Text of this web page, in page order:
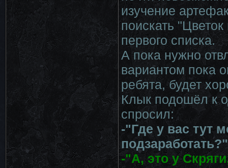
изучение
поискать
первого списка.
А пока нужно
вариантом пока
ребята, будет
Клык подошёл к
спросил:
-"Где у вас тут
подзаработать?"
-"А, это у